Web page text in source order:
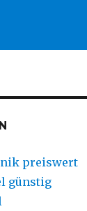
preiswert
günstig